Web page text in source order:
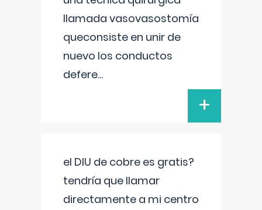
llamada vasovasostomía
queconsiste en unir de
nuevo los conductos
defere...
+
el DIU de cobre es gratis?
tendría que llamar
directamente a mi centro